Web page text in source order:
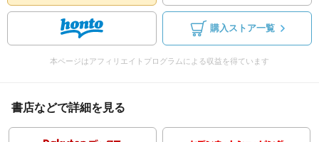
購入ストア一覧
本ページはアフィリエイトプログラムによる収益を得ています
書店などで詳細を見る